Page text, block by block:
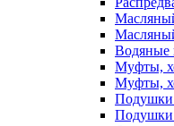
Водяные
Муфты,
Муфты,
Подушки
Подушки